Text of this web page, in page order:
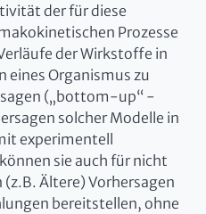
der für diese
Prozesse
der Wirkstoffe in
eines Organismus zu
(„bottom-up“ -
solcher Modelle in
experimentell
sie auch für nicht
Ältere) Vorhersagen
bereitstellen, ohne